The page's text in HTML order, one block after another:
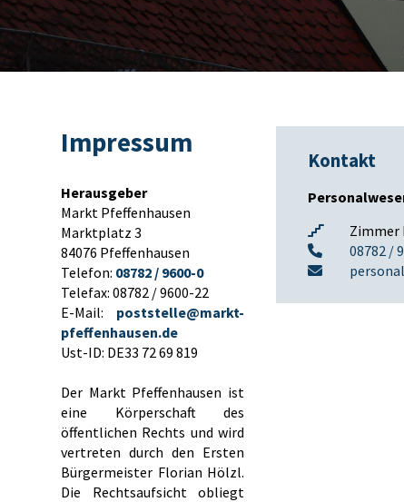
Impressum
Herausgeber
Markt Pfeffenhausen
Marktplatz 3
84076 Pfeffenhausen
Telefon: 08782 / 9600-0
Telefax: 08782 / 9600-22
E-Mail: poststelle@markt-
pfeffenhausen.de
Ust-ID: DE33 72 69 819
Der Markt Pfeffenhausen ist
eine Körperschaft des
öffentlichen Rechts und wird
vertreten durch den Ersten
Bürgermeister Florian Hölzl.
Die Rechtsaufsicht obliegt
Kontakt
Zimmer
08782 /